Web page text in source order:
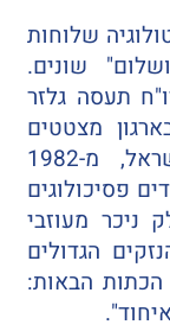
שלוחות
שונים.
תעסה גלזר
מצטטים
סקירת מודיעין של משטרת ישראל, מ-1982
פסיכולוגים
ניכר מעוזבי
הגדולים
הכתות הבאות: